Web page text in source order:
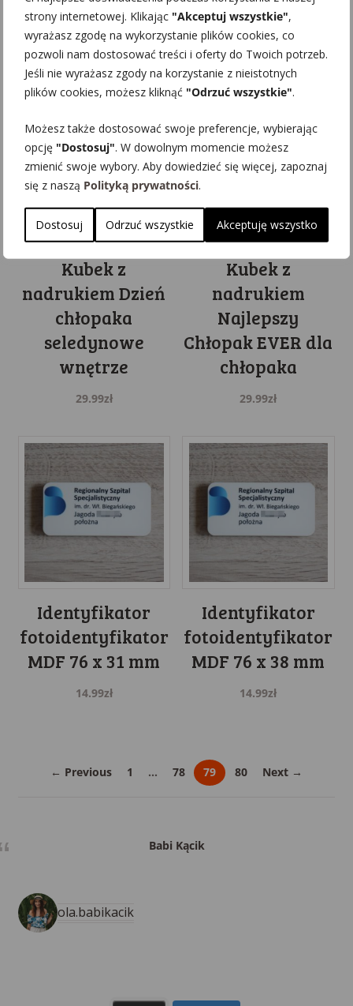
strony internetowej. Klikając "Akceptuj wszystkie",
wyrażasz zgodę na wykorzystanie plików cookies, co
pozwoli nam dostosować treści i oferty do Twoich potrzeb.
Jeśli nie wyrażasz zgody na korzystanie z nieistotnych
plików cookies, możesz kliknąć "Odrzuć wszystkie".
Możesz także dostosować swoje preferencje, wybierając
opcję "Dostosuj". W dowolnym momencie możesz
zmienić swoje wybory. Aby dowiedzieć się więcej, zapoznaj
się z naszą Polityką prywatności.
Dostosuj Odrzuć wszystkie Akceptuję wszystko
wnętrzem
29.99zł
Kubek z
nadrukiem Dzień
chłopaka
seledynowe
wnętrze
29.99zł
Kubek z
nadrukiem
Najlepszy
Chłopak EVER dla
chłopaka
29.99zł
Identyfikator
fotoidentyfikator
MDF 76 x 31 mm
14.99zł
Identyfikator
fotoidentyfikator
MDF 76 x 38 mm
14.99zł
← Previous 1 … 78 79 80 Next →
Babi Kącik
ola.babikacik